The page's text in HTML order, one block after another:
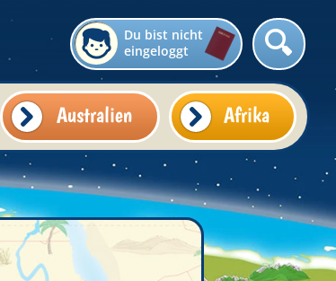
Du bist nicht
eingeloggt
Australien Afrika